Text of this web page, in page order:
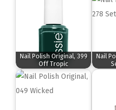
Nail Polish Original, 399
Off Tropic
Nail